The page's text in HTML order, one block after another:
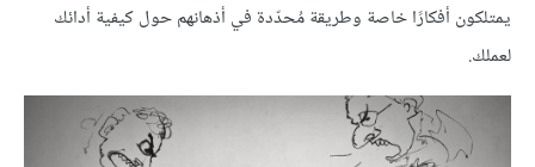
يمتلكون أفكارًا خاصة وطريقة مُحدّدة في أذهانهم حول كيفية أدائك
لعملك.